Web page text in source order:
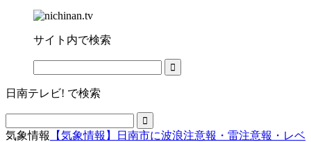
サイト内で検索
日南テレビ! で検索
気象情報
【気象情報】日南市に波浪注意報・雷注意報・レベ